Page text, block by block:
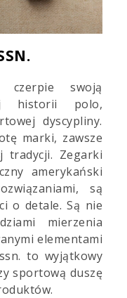
swoją
historii polo,
dyscypliny.
marki, zawsze
tradycji. Zegarki
amerykański
są
o detale. Są nie
mierzenia
elementami
to wyjątkowy
sportową duszę